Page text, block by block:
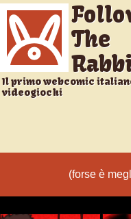
The
Il primo webcomic
videogiochi